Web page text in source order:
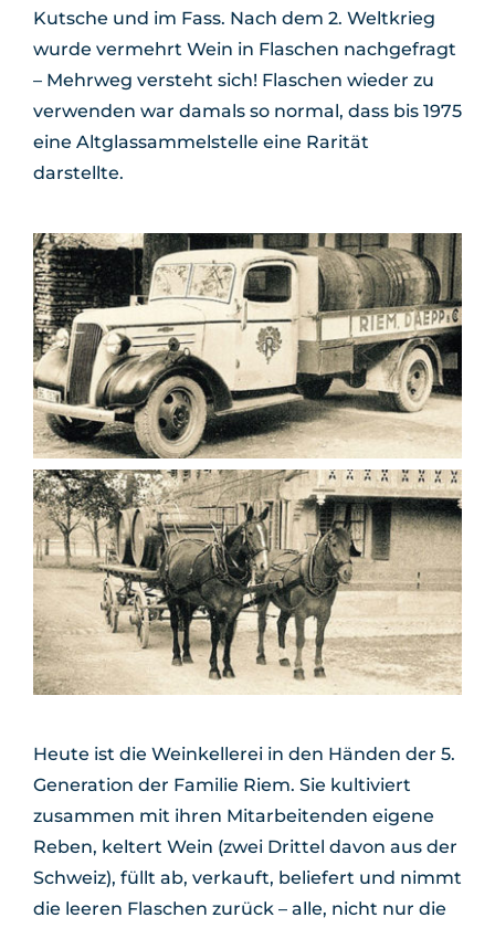
Kutsche und im Fass. Nach dem 2. Weltkrieg
wurde vermehrt Wein in Flaschen nachgefragt
– Mehrweg versteht sich! Flaschen wieder zu
verwenden war damals so normal, dass bis 1975
eine Altglassammelstelle eine Rarität
darstellte.
Heute ist die Weinkellerei in den Händen der 5.
Generation der Familie Riem. Sie kultiviert
zusammen mit ihren Mitarbeitenden eigene
Reben, keltert Wein (zwei Drittel davon aus der
Schweiz), füllt ab, verkauft, beliefert und nimmt
die leeren Flaschen zurück – alle, nicht nur die